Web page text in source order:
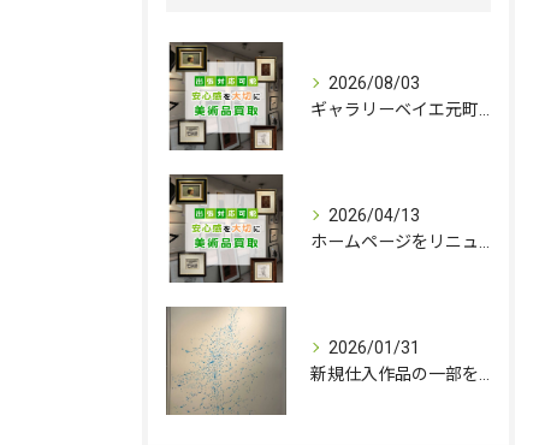
2026/08/03
ギャラリーベイエ元町は８／11（火）を臨時休業いたします
2026/04/13
ホームページをリニューアルしました。
2026/01/31
新規仕入作品の一部を追加いたしました。
お問い合わせはこちら